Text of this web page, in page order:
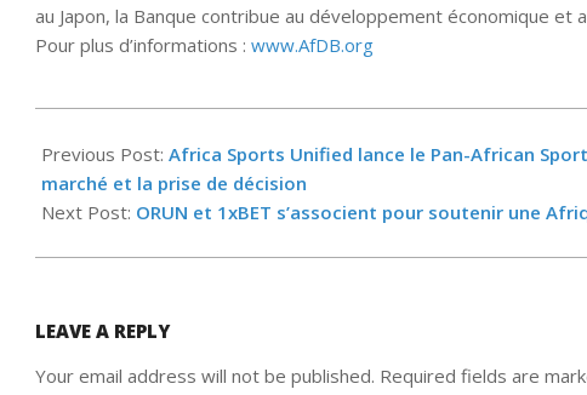
au Japon, la Banque contribue au développement économique
Pour plus d’informations : www.AfDB.org
04-
16
Previous Post: Africa Sports Unified lance le Pan-African
marché et la prise de décision
Next Post: ORUN et 1xBET s’associent pour soutenir une
LEAVE A REPLY
Your email address will not be published. Required fields are